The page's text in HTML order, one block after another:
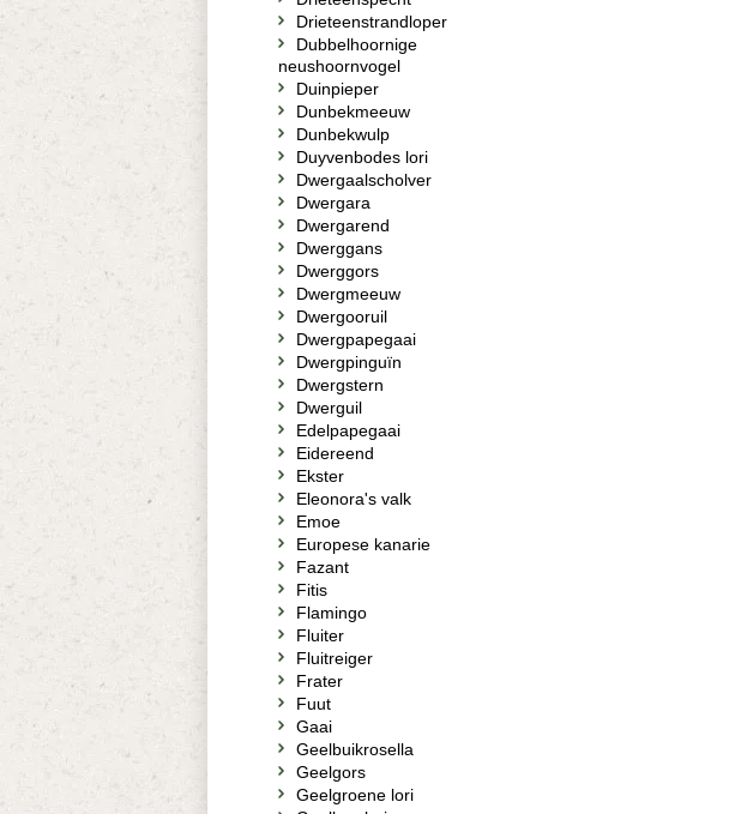
Drieteenstrandloper
Dubbelhoornige
neushoornvogel
Duinpieper
Dunbekmeeuw
Dunbekwulp
Duyvenbodes lori
Dwergaalscholver
Dwergara
Dwergarend
Dwerggans
Dwerggors
Dwergmeeuw
Dwergooruil
Dwergpapegaai
Dwergpinguïn
Dwergstern
Dwerguil
Edelpapegaai
Eidereend
Ekster
Eleonora's valk
Emoe
Europese kanarie
Fazant
Fitis
Flamingo
Fluiter
Fluitreiger
Frater
Fuut
Gaai
Geelbuikrosella
Geelgors
Geelgroene lori